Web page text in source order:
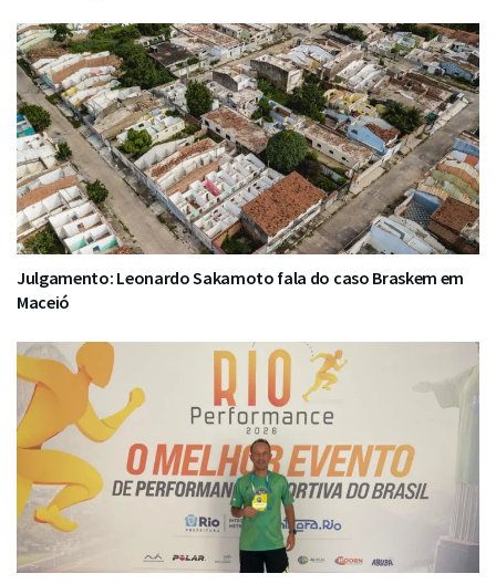
Julgamento: Leonardo Sakamoto fala do caso Braskem em
Maceió